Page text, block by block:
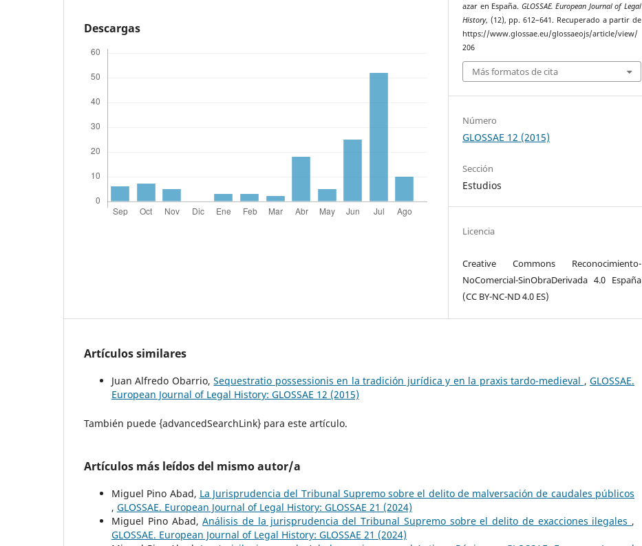
Descargas
azar en España. GLOSSAE. European Journal of Legal
History, (12), pp. 612–641. Recuperado a partir de
https://www.glossae.eu/glossaeojs/article/view/
206
Más formatos de cita
Número
GLOSSAE 12 (2015)
Sección
Estudios
Licencia
Creative Commons Reconocimiento-
NoComercial-SinObraDerivada 4.0 España
(CC BY-NC-ND 4.0 ES)
Artículos similares
Juan Alfredo Obarrio,Sequestratio possessionis en la tradición jurídica y en la praxis tardo-medieval ,GLOSSAE.
European Journal of Legal History: GLOSSAE 12 (2015)
También puede {advancedSearchLink} para este artículo.
Artículos más leídos del mismo autor/a
Miguel Pino Abad, La Jurisprudencia del Tribunal Supremo sobre el delito de malversación de caudales públicos
, GLOSSAE. European Journal of Legal History: GLOSSAE 21 (2024)
Miguel Pino Abad,Análisis de la jurisprudencia del Tribunal Supremo sobre el delito de exacciones ilegales ,
GLOSSAE. European Journal of Legal History: GLOSSAE 21 (2024)